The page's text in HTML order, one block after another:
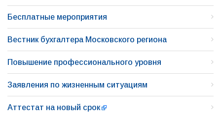
Бесплатные мероприятия
Вестник бухгалтера Московского региона
Повышение профессионального уровня
Заявления по жизненным ситуациям
Аттестат на новый срок